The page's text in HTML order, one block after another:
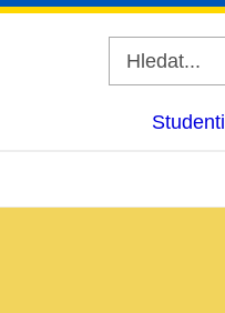
Studenti